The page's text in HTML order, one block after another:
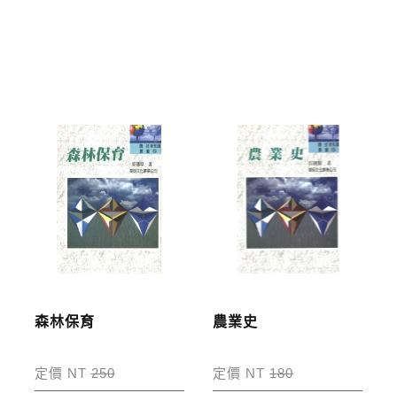
付款完成後，本公司將於七日內以郵寄方式寄送到您
所指定的地點。
森林保育
定價 NT250
農業史
定價 NT180